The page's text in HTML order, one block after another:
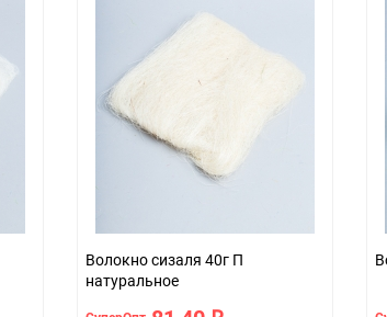
Волокно сизаля 40г П
натуральное